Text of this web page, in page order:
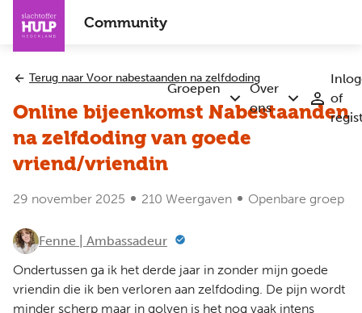
Overslaan
naar
inhoud
gaan
Community
Groepen
Submenu
Groepen
Over
ons
Submenu
Over
of
Terug naar Voor nabestaanden na zelfdoding
Online bijeenkomst Nabestaanden
na zelfdoding van goede
vriend/vriendin
29 november 2025 210 Weergaven Openbare groep
Fenne | Ambassadeur
Ondertussen ga ik het derde jaar in zonder mijn goede
vriendin die ik ben verloren aan zelfdoding. De pijn wordt
minder scherp maar in golven is het nog vaak intens